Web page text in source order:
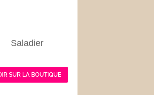
Saladier
SUR LA BOUTIQUE